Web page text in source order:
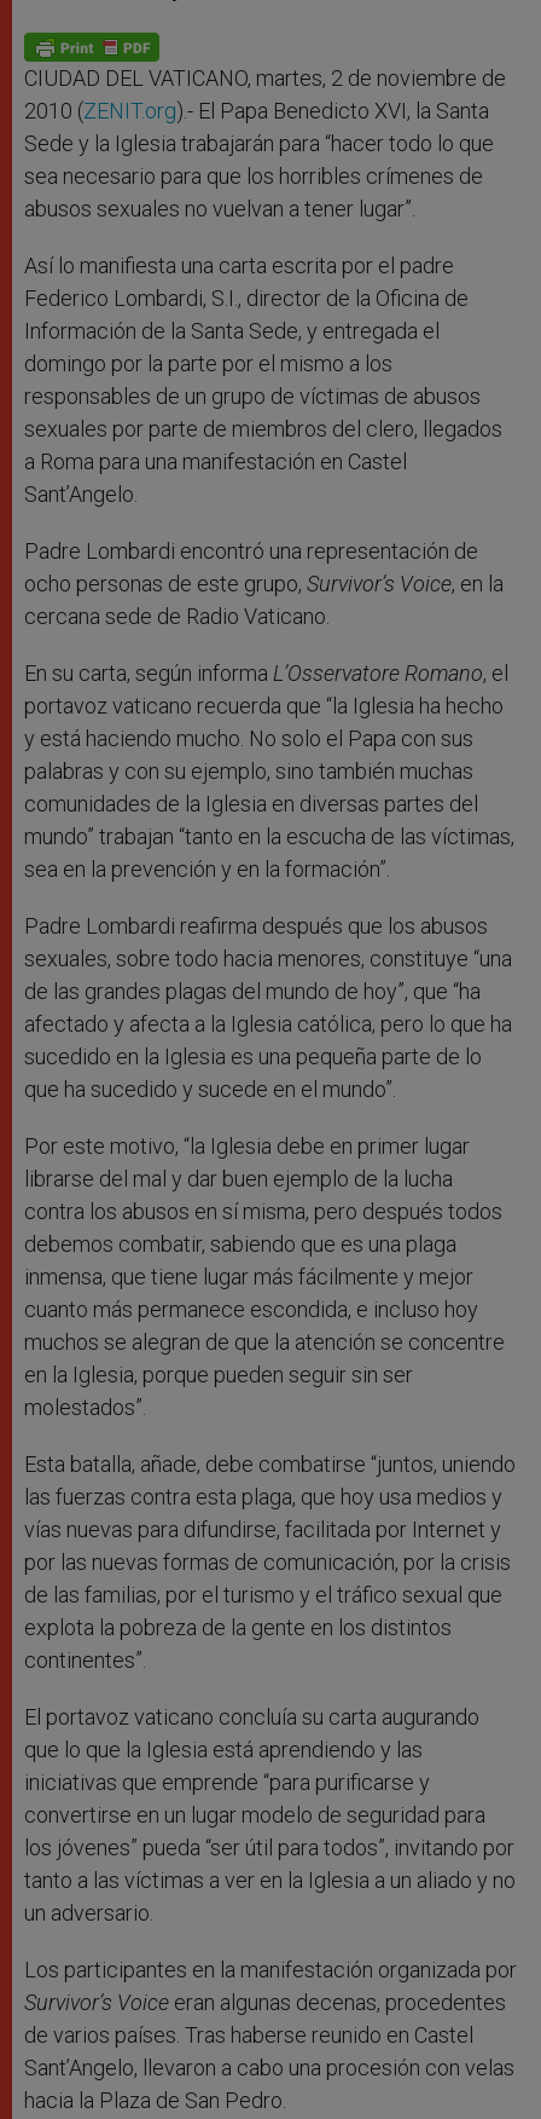
p
p
g
e
r
o
k
CIUDAD DEL VATICANO, martes, 2 de noviembre de
2010 (ZENIT.org).- El Papa Benedicto XVI, la Santa
Sede y la Iglesia trabajarán para “hacer todo lo que
sea necesario para que los horribles crímenes de
abusos sexuales no vuelvan a tener lugar”.
Así lo manifiesta una carta escrita por el padre
Federico Lombardi, S.I., director de la Oficina de
Información de la Santa Sede, y entregada el
domingo por la parte por el mismo a los
responsables de un grupo de víctimas de abusos
sexuales por parte de miembros del clero, llegados
a Roma para una manifestación en Castel
Sant’Angelo.
Padre Lombardi encontró una representación de
ocho personas de este grupo, Survivor’s Voice, en la
cercana sede de Radio Vaticano.
En su carta, según informa L’Osservatore Romano, el
portavoz vaticano recuerda que “la Iglesia ha hecho
y está haciendo mucho. No solo el Papa con sus
palabras y con su ejemplo, sino también muchas
comunidades de la Iglesia en diversas partes del
mundo” trabajan “tanto en la escucha de las víctimas,
sea en la prevención y en la formación”.
Padre Lombardi reafirma después que los abusos
sexuales, sobre todo hacia menores, constituye “una
de las grandes plagas del mundo de hoy”, que “ha
afectado y afecta a la Iglesia católica, pero lo que ha
sucedido en la Iglesia es una pequeña parte de lo
que ha sucedido y sucede en el mundo”.
Por este motivo, “la Iglesia debe en primer lugar
librarse del mal y dar buen ejemplo de la lucha
contra los abusos en sí misma, pero después todos
debemos combatir, sabiendo que es una plaga
inmensa, que tiene lugar más fácilmente y mejor
cuanto más permanece escondida, e incluso hoy
muchos se alegran de que la atención se concentre
en la Iglesia, porque pueden seguir sin ser
molestados”.
Esta batalla, añade, debe combatirse “juntos, uniendo
las fuerzas contra esta plaga, que hoy usa medios y
vías nuevas para difundirse, facilitada por Internet y
por las nuevas formas de comunicación, por la crisis
de las familias, por el turismo y el tráfico sexual que
explota la pobreza de la gente en los distintos
continentes”.
El portavoz vaticano concluía su carta augurando
que lo que la Iglesia está aprendiendo y las
iniciativas que emprende “para purificarse y
convertirse en un lugar modelo de seguridad para
los jóvenes” pueda “ser útil para todos”, invitando por
tanto a las víctimas a ver en la Iglesia a un aliado y no
un adversario.
Los participantes en la manifestación organizada por
Survivor’s Voice eran algunas decenas, procedentes
de varios países. Tras haberse reunido en Castel
Sant’Angelo, llevaron a cabo una procesión con velas
hacia la Plaza de San Pedro.